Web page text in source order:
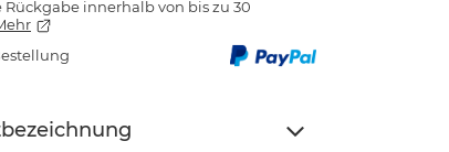
Rückgabe innerhalb von bis zu 30